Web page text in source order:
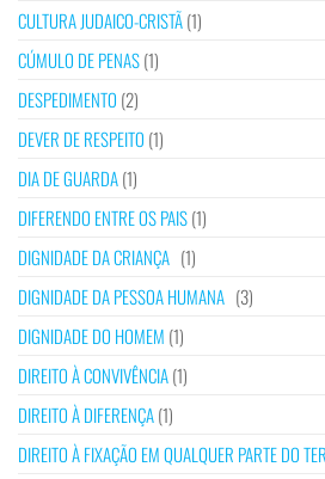
CULTURA JUDAICO-CRISTÃ(1)
CÚMULO DE PENAS(1)
DESPEDIMENTO (2)
DEVER DE RESPEITO (1)
DIA DE GUARDA(1)
DIFERENDO ENTRE OS PAIS(1)
DIGNIDADE DA CRIANÇA (1)
DIGNIDADE DA PESSOA HUMANA (3)
DIGNIDADE DO HOMEM (1)
DIREITO À CONVIVÊNCIA(1)
DIREITO À DIFERENÇA(1)
DIREITO À FIXAÇÃO EM QUALQUER PARTE DO